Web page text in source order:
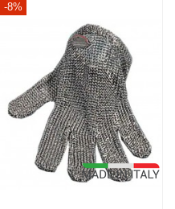
-8%